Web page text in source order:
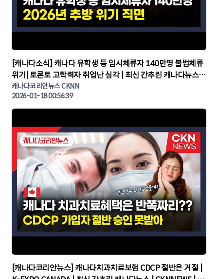
▶
[캐나다소식] 캐나다 유학생 등 임시체류자 140만명 불법체류
위기| 토론토 고학력자 취업난 심각 | 최신 간추린 캐나다뉴스 |
CKNNEWS, 캐나다코리안뉴스
캐나다코리안뉴스 CKNN
2026-01-18 00:56:39
▶
[캐나다코리안뉴스] 캐나다치과치료보험 CDCP 절반은 거절 |